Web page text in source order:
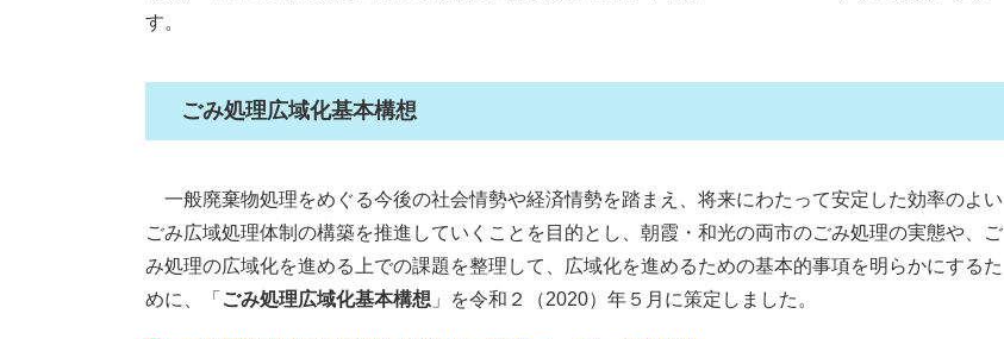
す。
ごみ処理広域化基本構想
一般廃棄物処理をめぐる今後の社会情勢や経済情勢を踏まえ、将来にわたって安定した効率のよい
ごみ広域処理体制の構築を推進していくことを目的とし、朝霞・和光の両市のごみ処理の実態や、ご
み処理の広域化を進める上での課題を整理して、広域化を進めるための基本的事項を明らかにするた
めに、「 ごみ処理広域化基本構想 」を令和２（2020）年５月に策定しました。